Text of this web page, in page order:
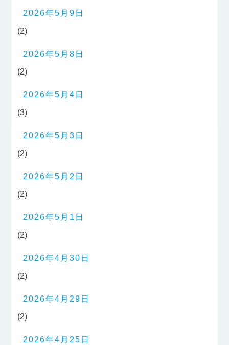
2026年5月9日
(2)
2026年5月8日
(2)
2026年5月4日
(3)
2026年5月3日
(2)
2026年5月2日
(2)
2026年5月1日
(2)
2026年4月30日
(2)
2026年4月29日
(2)
2026年4月25日